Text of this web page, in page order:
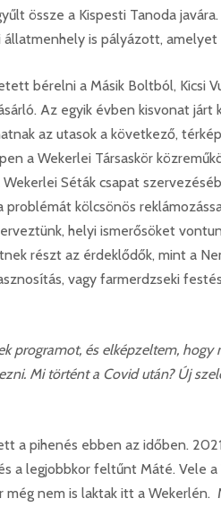
össze a Kispesti Tanoda javára.
állatmenhely is pályázott,
bérelni a Másik Boltból, Kicsi
Az egyik évben kisvonat járt
az utasok a következő,
a Wekerlei Társaskör
Séták csapat
kölcsönös
helyi ismerősöket
részt az érdeklődők, mint a
vagy farmerdzseki
programot, és elképzeltem,
Mi történt a Covid után? Új
a pihenés ebben az időben.
a legjobbkor feltűnt Máté. Vele
még nem is laktak itt a